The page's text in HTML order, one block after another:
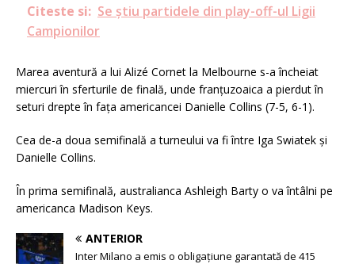
Citeste si: Se știu partidele din play-off-ul Ligii
Campionilor
Marea aventură a lui Alizé Cornet la Melbourne s-a încheiat
miercuri în sferturile de finală, unde franțuzoaica a pierdut în
seturi drepte în fața americancei Danielle Collins (7-5, 6-1).
Cea de-a doua semifinală a turneului va fi între Iga Swiatek și
Danielle Collins.
În prima semifinală, australianca Ashleigh Barty o va întâlni pe
americanca Madison Keys.
ANTERIOR
Inter Milano a emis o obligaţiune garantată de 415